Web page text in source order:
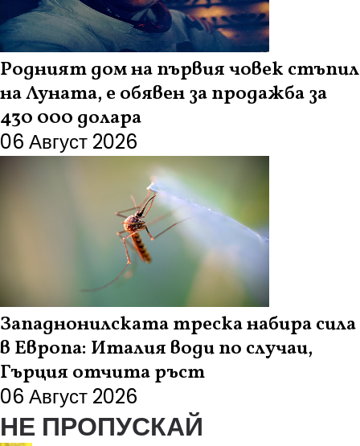
Родният дом на първия човек стъпил
на Луната, е обявен за продажба за
430 000 долара
06 Август 2026
Западнонилската треска набира сила
в Европа: Италия води по случаи,
Гърция отчита ръст
06 Август 2026
НЕ ПРОПУСКАЙ